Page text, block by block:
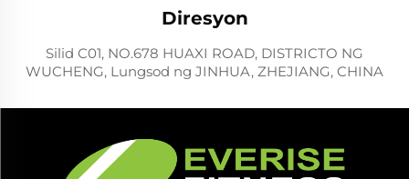
Diresyon
Silid C01, NO.678 HUAXI ROAD, DISTRICTO NG
WUCHENG, Lungsod ng JINHUA, ZHEJIANG, CHINA